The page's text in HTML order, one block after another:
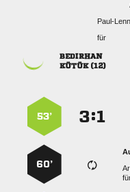
für

 
:
53’
60’